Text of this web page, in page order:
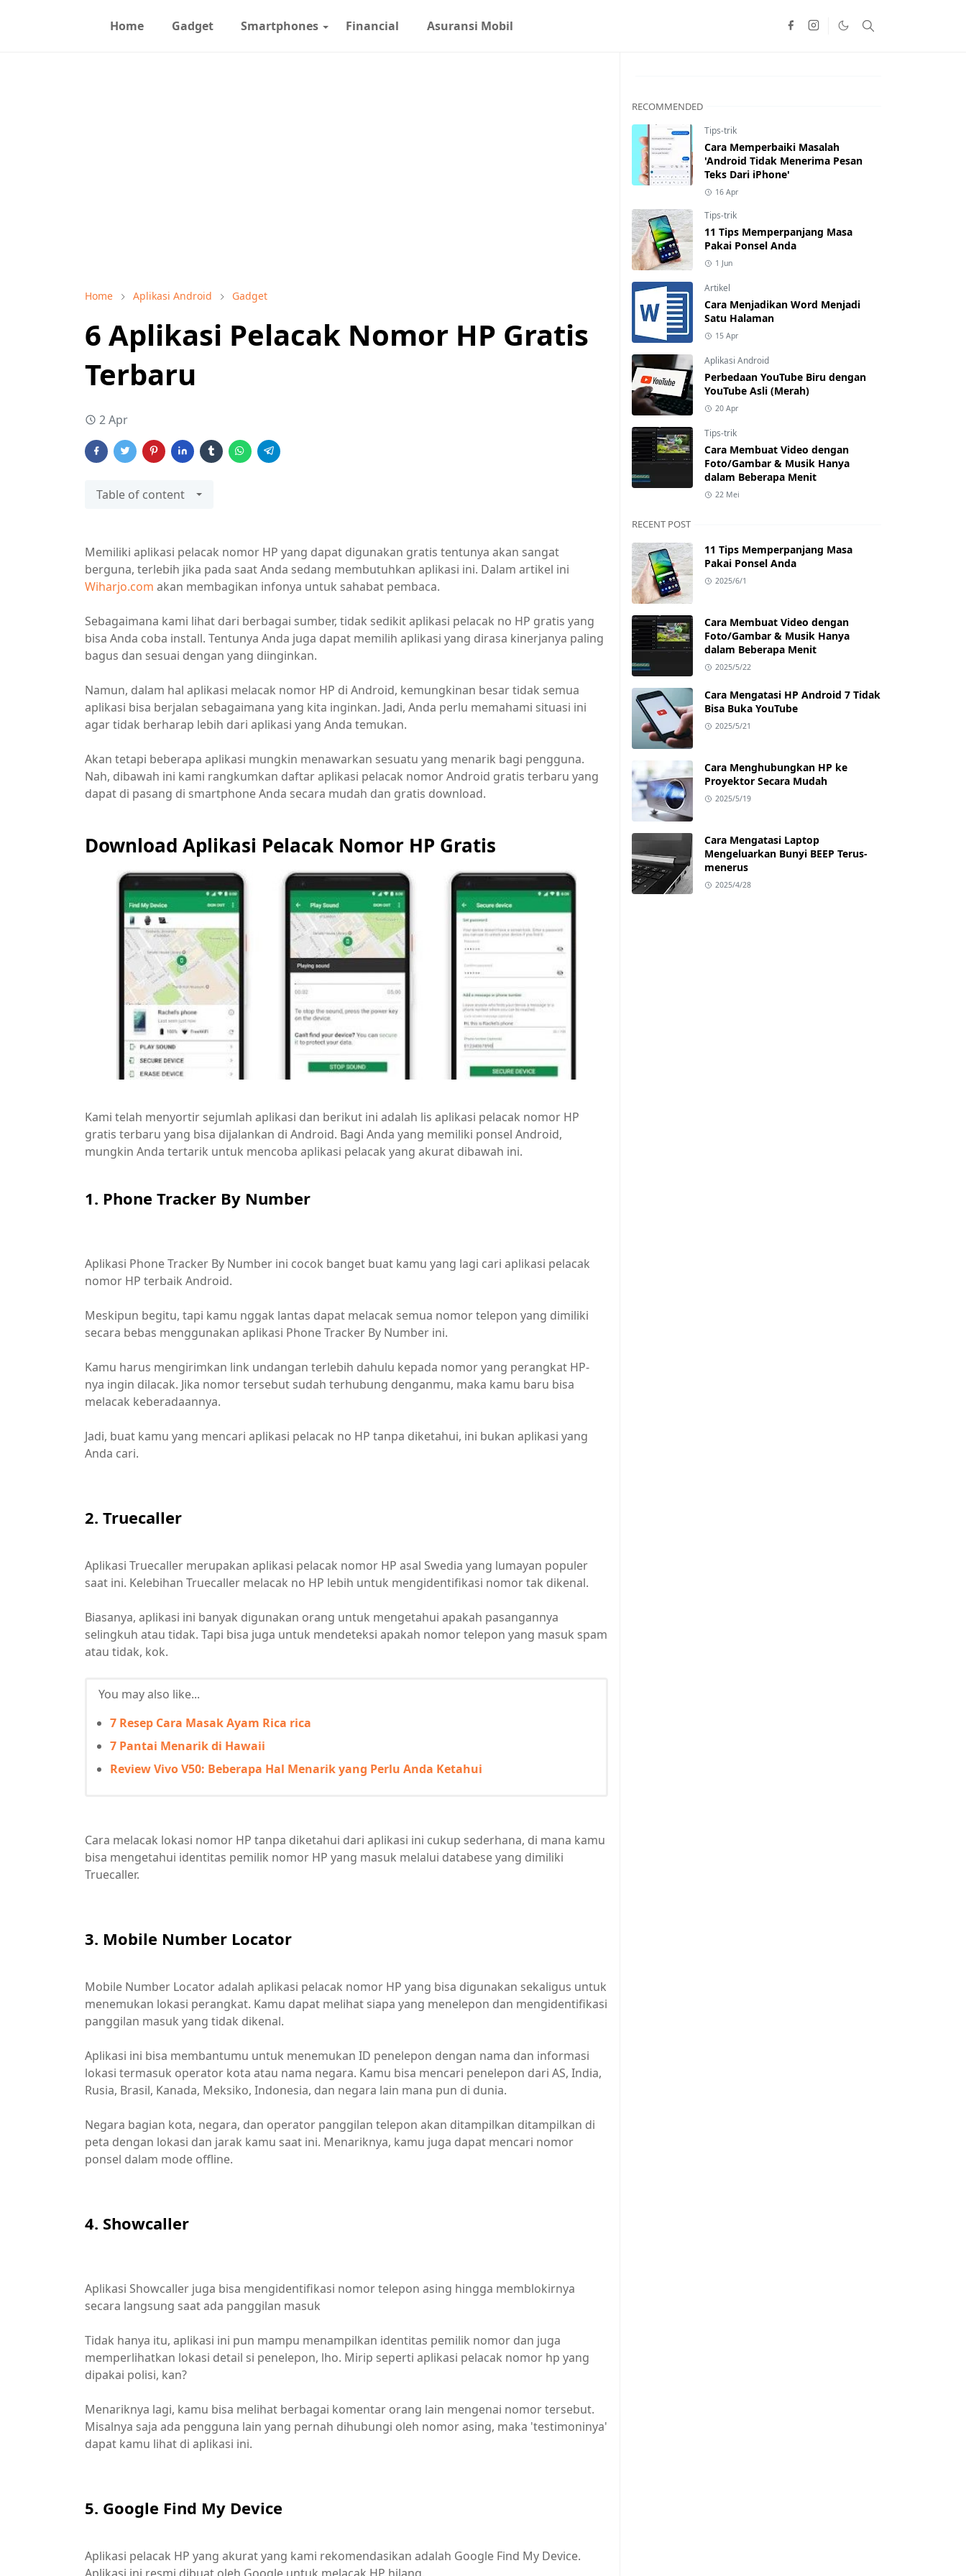
Home Gadget Smartphones Financial Asuransi Mobil
Home Aplikasi Android Gadget
6 Aplikasi Pelacak Nomor HP Gratis
Terbaru
2 Apr
Table of content
Memiliki aplikasi pelacak nomor HP yang dapat digunakan gratis tentunya akan sangat
berguna, terlebih jika pada saat Anda sedang membutuhkan aplikasi ini. Dalam artikel ini
Wiharjo.com akan membagikan infonya untuk sahabat pembaca.
Sebagaimana kami lihat dari berbagai sumber, tidak sedikit aplikasi pelacak no HP gratis yang
bisa Anda coba install. Tentunya Anda juga dapat memilih aplikasi yang dirasa kinerjanya paling
bagus dan sesuai dengan yang diinginkan.
Namun, dalam hal aplikasi melacak nomor HP di Android, kemungkinan besar tidak semua
aplikasi bisa berjalan sebagaimana yang kita inginkan. Jadi, Anda perlu memahami situasi ini
agar tidak berharap lebih dari aplikasi yang Anda temukan.
Akan tetapi beberapa aplikasi mungkin menawarkan sesuatu yang menarik bagi pengguna.
Nah, dibawah ini kami rangkumkan daftar aplikasi pelacak nomor Android gratis terbaru yang
dapat di pasang di smartphone Anda secara mudah dan gratis download.
Download Aplikasi Pelacak Nomor HP Gratis
Kami telah menyortir sejumlah aplikasi dan berikut ini adalah lis aplikasi pelacak nomor HP
gratis terbaru yang bisa dijalankan di Android. Bagi Anda yang memiliki ponsel Android,
mungkin Anda tertarik untuk mencoba aplikasi pelacak yang akurat dibawah ini.
1. Phone Tracker By Number
Aplikasi Phone Tracker By Number ini cocok banget buat kamu yang lagi cari aplikasi pelacak
nomor HP terbaik Android.
Meskipun begitu, tapi kamu nggak lantas dapat melacak semua nomor telepon yang dimiliki
secara bebas menggunakan aplikasi Phone Tracker By Number ini.
Kamu harus mengirimkan link undangan terlebih dahulu kepada nomor yang perangkat HP-
nya ingin dilacak. Jika nomor tersebut sudah terhubung denganmu, maka kamu baru bisa
melacak keberadaannya.
Jadi, buat kamu yang mencari aplikasi pelacak no HP tanpa diketahui, ini bukan aplikasi yang
Anda cari.
2. Truecaller
Aplikasi Truecaller merupakan aplikasi pelacak nomor HP asal Swedia yang lumayan populer
saat ini. Kelebihan Truecaller melacak no HP lebih untuk mengidentifikasi nomor tak dikenal.
Biasanya, aplikasi ini banyak digunakan orang untuk mengetahui apakah pasangannya
selingkuh atau tidak. Tapi bisa juga untuk mendeteksi apakah nomor telepon yang masuk spam
atau tidak, kok.
You may also like...
7 Resep Cara Masak Ayam Rica rica
7 Pantai Menarik di Hawaii
Review Vivo V50: Beberapa Hal Menarik yang Perlu Anda Ketahui
Cara melacak lokasi nomor HP tanpa diketahui dari aplikasi ini cukup sederhana, di mana kamu
bisa mengetahui identitas pemilik nomor HP yang masuk melalui databese yang dimiliki
Truecaller.
3. Mobile Number Locator
Mobile Number Locator adalah aplikasi pelacak nomor HP yang bisa digunakan sekaligus untuk
menemukan lokasi perangkat. Kamu dapat melihat siapa yang menelepon dan mengidentifikasi
panggilan masuk yang tidak dikenal.
Aplikasi ini bisa membantumu untuk menemukan ID penelepon dengan nama dan informasi
lokasi termasuk operator kota atau nama negara. Kamu bisa mencari penelepon dari AS, India,
Rusia, Brasil, Kanada, Meksiko, Indonesia, dan negara lain mana pun di dunia.
Negara bagian kota, negara, dan operator panggilan telepon akan ditampilkan ditampilkan di
peta dengan lokasi dan jarak kamu saat ini. Menariknya, kamu juga dapat mencari nomor
ponsel dalam mode offline.
4. Showcaller
Aplikasi Showcaller juga bisa mengidentifikasi nomor telepon asing hingga memblokirnya
secara langsung saat ada panggilan masuk
Tidak hanya itu, aplikasi ini pun mampu menampilkan identitas pemilik nomor dan juga
memperlihatkan lokasi detail si penelepon, lho. Mirip seperti aplikasi pelacak nomor hp yang
dipakai polisi, kan?
Menariknya lagi, kamu bisa melihat berbagai komentar orang lain mengenai nomor tersebut.
Misalnya saja ada pengguna lain yang pernah dihubungi oleh nomor asing, maka 'testimoninya'
dapat kamu lihat di aplikasi ini.
5. Google Find My Device
Aplikasi pelacak HP yang akurat yang kami rekomendasikan adalah Google Find My Device.
RECOMMENDED
Tips-trik
Cara Memperbaiki Masalah
'Android Tidak Menerima Pesan
Teks Dari iPhone'
16 Apr
Tips-trik
11 Tips Memperpanjang Masa
Pakai Ponsel Anda
1 Jun
Artikel
Cara Menjadikan Word Menjadi
Satu Halaman
15 Apr
Aplikasi Android
Perbedaan YouTube Biru dengan
YouTube Asli (Merah)
20 Apr
Tips-trik
Cara Membuat Video dengan
Foto/Gambar & Musik Hanya
dalam Beberapa Menit
22 Mei
RECENT POST
11 Tips Memperpanjang Masa
Pakai Ponsel Anda
2025/6/1
Cara Membuat Video dengan
Foto/Gambar & Musik Hanya
dalam Beberapa Menit
2025/5/22
Cara Mengatasi HP Android 7 Tidak
Bisa Buka YouTube
2025/5/21
Cara Menghubungkan HP ke
Proyektor Secara Mudah
2025/5/19
Cara Mengatasi Laptop
Mengeluarkan Bunyi BEEP Terus-
menerus
2025/4/28